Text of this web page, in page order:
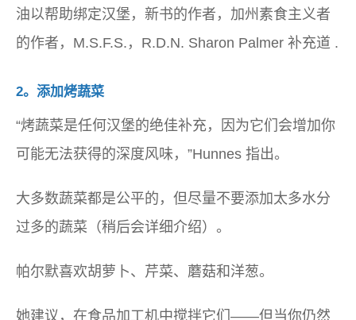
油以帮助绑定汉堡，新书的作者， 加州素食主义者
的作者，M.S.F.S.，R.D.N. Sharon Palmer 补充道 .
2。添加烤蔬菜
“烤蔬菜是任何汉堡的绝佳补充，因为它们会增加你
可能无法获得的深度风味，”Hunnes 指出。
大多数蔬菜都是公平的，但尽量不要添加太多水分
过多的蔬菜（稍后会详细介绍）。
帕尔默喜欢胡萝卜、芹菜、蘑菇和洋葱。
她建议，在食品加工机中搅拌它们——但当你仍然